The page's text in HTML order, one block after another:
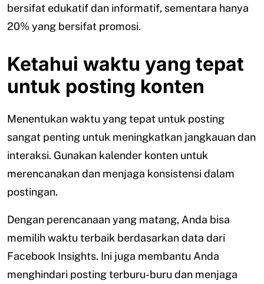
bersifat edukatif dan informatif, sementara hanya
20% yang bersifat promosi.
Ketahui waktu yang tepat
untuk posting konten
Menentukan waktu yang tepat untuk posting
sangat penting untuk meningkatkan jangkauan dan
interaksi. Gunakan kalender konten untuk
merencanakan dan menjaga konsistensi dalam
postingan.
Dengan perencanaan yang matang, Anda bisa
memilih waktu terbaik berdasarkan data dari
Facebook Insights. Ini juga membantu Anda
menghindari posting terburu-buru dan menjaga